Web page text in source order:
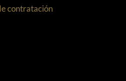
contratación